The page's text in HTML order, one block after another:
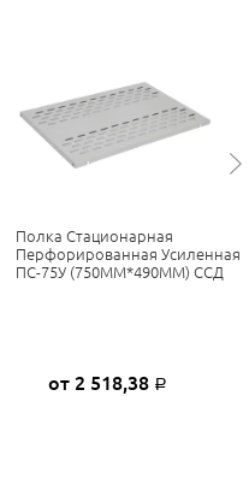
Полка Стационарная
Перфорированная Усиленная
ПС-75У (750ММ*490ММ) ССД
от 2 518,38 Р